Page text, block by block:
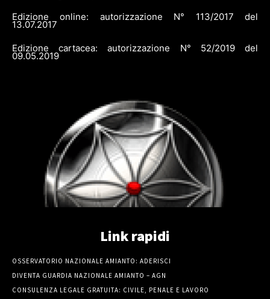
Edizione online: autorizzazione N° 113/2017 del
13.07.2017
Edizione cartacea: autorizzazione N° 52/2019 del
09.05.2019
Link rapidi
OSSERVATORIO NAZIONALE AMIANTO: ADERISCI
DIVENTA GUARDIA NAZIONALE AMIANTO – AGN
CONSULENZA LEGALE GRATUITA: CIVILE, PENALE E LAVORO